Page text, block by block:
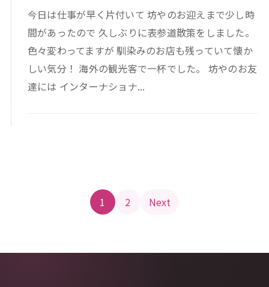
今日は仕事が早く片付いて 坊やのお迎えまで少し時
間があったので 久しぶりに表参道散策をしました。
色々変わってますが 馴染みのお店も残っていて懐か
しい気分！ 海外の観光客で一杯でした。 坊やのお友
達には インターナショナ...
投稿のページ送り
1 2 Next